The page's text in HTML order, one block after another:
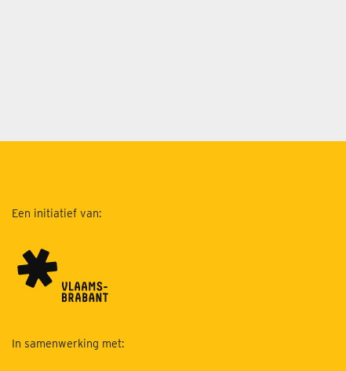
Een initiatief van:
In samenwerking met: